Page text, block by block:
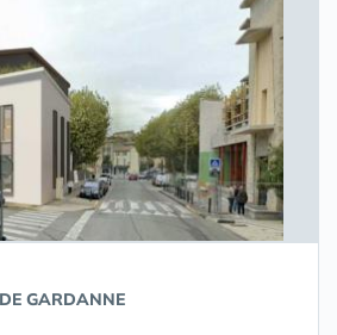
GARDANNE